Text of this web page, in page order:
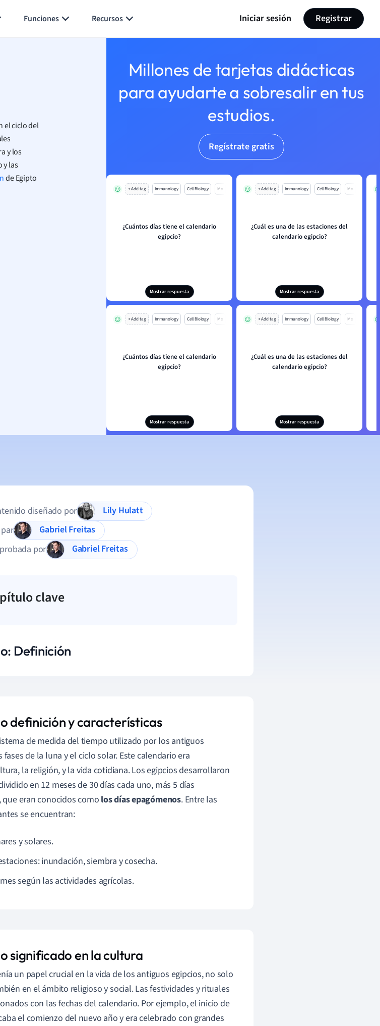
Funciones Recursos Iniciar sesión Registrar
el ciclo del
y los
y las
de Egipto
Millones de tarjetas didácticas
para ayudarte a sobresalir en tus
estudios.
Regístrate gratis
+ Add tag Immunology Cell Biology Mo
¿Cuántos días tiene el calendario
egipcio?
Mostrar respuesta
+ Add tag Immunology Cell Biology Mo
¿Cuál es una de las estaciones del
calendario egipcio?
Mostrar respuesta
+ Add tag Immunology Cell Biology Mo
¿Cuántos días tiene el calendario
egipcio?
Mostrar respuesta
+ Add tag Immunology Cell Biology Mo
¿Cuál es una de las estaciones del
calendario egipcio?
Mostrar respuesta
diseñado por
Lily Hulatt
Gabriel Freitas
por
Gabriel Freitas
clave
Definición
definición y características
de medida del tiempo utilizado por los antiguos
fases de la luna y el ciclo solar. Este calendario era
la religión, y la vida cotidiana. Los egipcios desarrollaron
en 12 meses de 30 días cada uno, más 5 días
eran conocidos comolos días epagómenos. Entre las
se encuentran:
y solares.
inundación, siembra y cosecha.
según las actividades agrícolas.
significado en la cultura
un papel crucial en la vida de los antiguos egipcios, no solo
en el ámbito religioso y social. Las festividades y rituales
con las fechas del calendario. Por ejemplo, el inicio de
el comienzo del nuevo año y era celebrado con grandes